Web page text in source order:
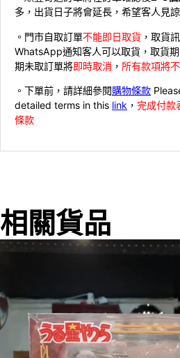
多，出貨日子將會延長，希望客人見諒
。門市自取訂單不能即日取貨 ，取貨
WhatsApp通知客人可以取貨，取貨
期未取訂單將即時取消 ， 所有款項將
。下單前，請詳細參閱購物條款
detailed terms in this link ， 完成付款
條款
相關貨品